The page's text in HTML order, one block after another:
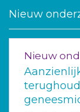
Nieuw
Nieuw